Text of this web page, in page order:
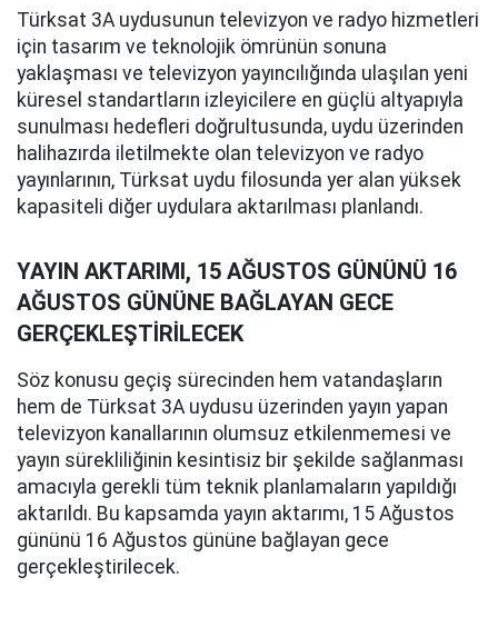
Türksat 3A uydusunun televizyon ve radyo hizmetleri
için tasarım ve teknolojik ömrünün sonuna
yaklaşması ve televizyon yayıncılığında ulaşılan yeni
küresel standartların izleyicilere en güçlü altyapıyla
sunulması hedefleri doğrultusunda, uydu üzerinden
halihazırda iletilmekte olan televizyon ve radyo
yayınlarının, Türksat uydu filosunda yer alan yüksek
kapasiteli diğer uydulara aktarılması planlandı.
YAYIN AKTARIMI, 15 AĞUSTOS GÜNÜNÜ 16
AĞUSTOS GÜNÜNE BAĞLAYAN GECE
GERÇEKLEŞTİRİLECEK
Söz konusu geçiş sürecinden hem vatandaşların
hem de Türksat 3A uydusu üzerinden yayın yapan
televizyon kanallarının olumsuz etkilenmemesi ve
yayın sürekliliğinin kesintisiz bir şekilde sağlanması
amacıyla gerekli tüm teknik planlamaların yapıldığı
aktarıldı. Bu kapsamda yayın aktarımı, 15 Ağustos
gününü 16 Ağustos gününe bağlayan gece
gerçekleştirilecek.